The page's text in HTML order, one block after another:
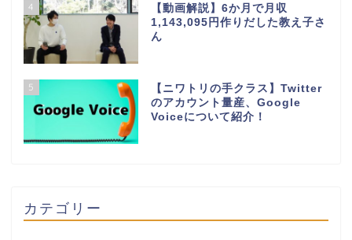
4
【動画解説】6か月で月収
1,143,095円作りだした教え子さ
ん
5
【ニワトリの手クラス】Twitter
のアカウント量産、Google
Voiceについて紹介！
カテゴリー